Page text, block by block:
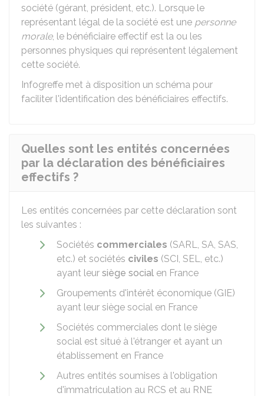
société (gérant, président, etc.). Lorsque le
représentant légal de la société est une personne
morale, le bénéficiaire effectif est la ou les
personnes physiques qui représentent légalement
cette société.
Infogreffe met à disposition un schéma pour
faciliter l'identification des bénéficiaires effectifs.
Quelles sont les entités concernées
par la déclaration des bénéficiaires
effectifs ?
Les entités concernées par cette déclaration sont
les suivantes :
Sociétés commerciales (SARL, SA, SAS,
etc.) et sociétés civiles (SCI, SEL, etc.)
ayant leur siège social en France
Groupements d'intérêt économique (GIE)
ayant leur siège social en France
Sociétés commerciales dont le siège
social est situé à l'étranger et ayant un
établissement en France
Autres entités soumises à l'obligation
d'immatriculation au RCS et au RNE